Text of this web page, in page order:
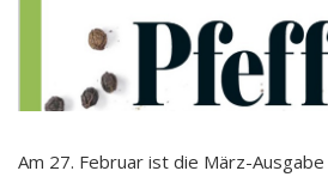
Am 27. Februar ist die März-